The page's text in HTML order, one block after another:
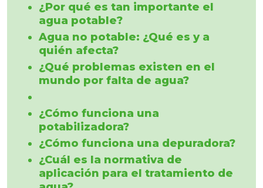
¿Por qué es tan importante el
agua potable?
Agua no potable: ¿Qué es y a
quién afecta?
¿Qué problemas existen en el
mundo por falta de agua?
¿Cómo funciona una
potabilizadora?
¿Cómo funciona una depuradora?
¿Cuál es la normativa de
aplicación para el tratamiento de